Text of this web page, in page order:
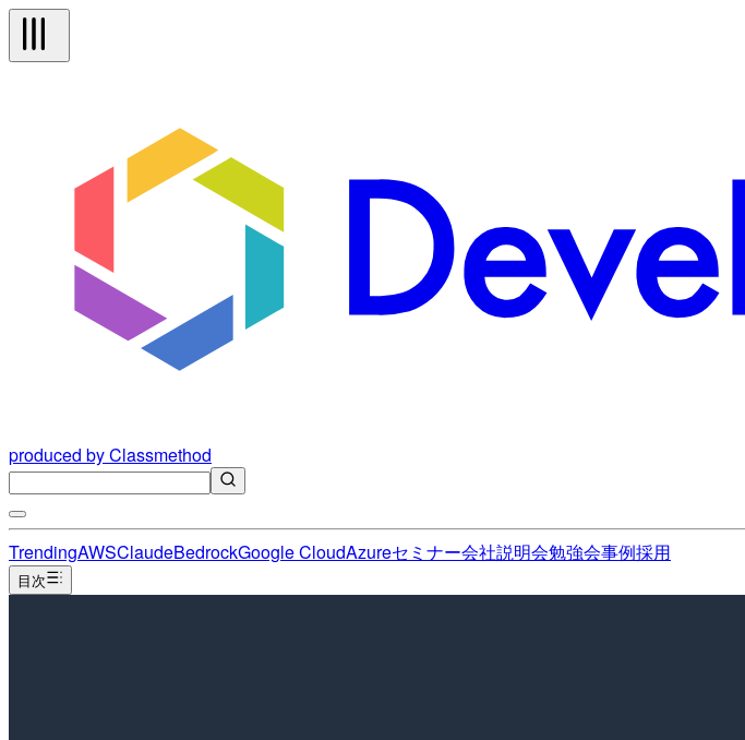
produced by Classmethod
TrendingAWSClaudeBedrockGoogle CloudAzureセミナー会社説明会勉強会事例採用
目次